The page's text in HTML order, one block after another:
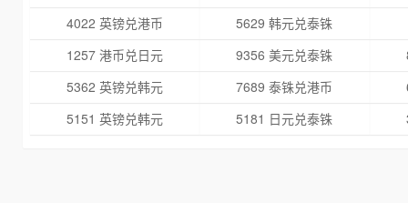
4022 英镑兑港币
5629 韩元兑泰铢
1257 港币兑日元
9356 美元兑泰铢
5362 英镑兑韩元
7689 泰铢兑港币
5151 英镑兑韩元
5181 日元兑泰铢